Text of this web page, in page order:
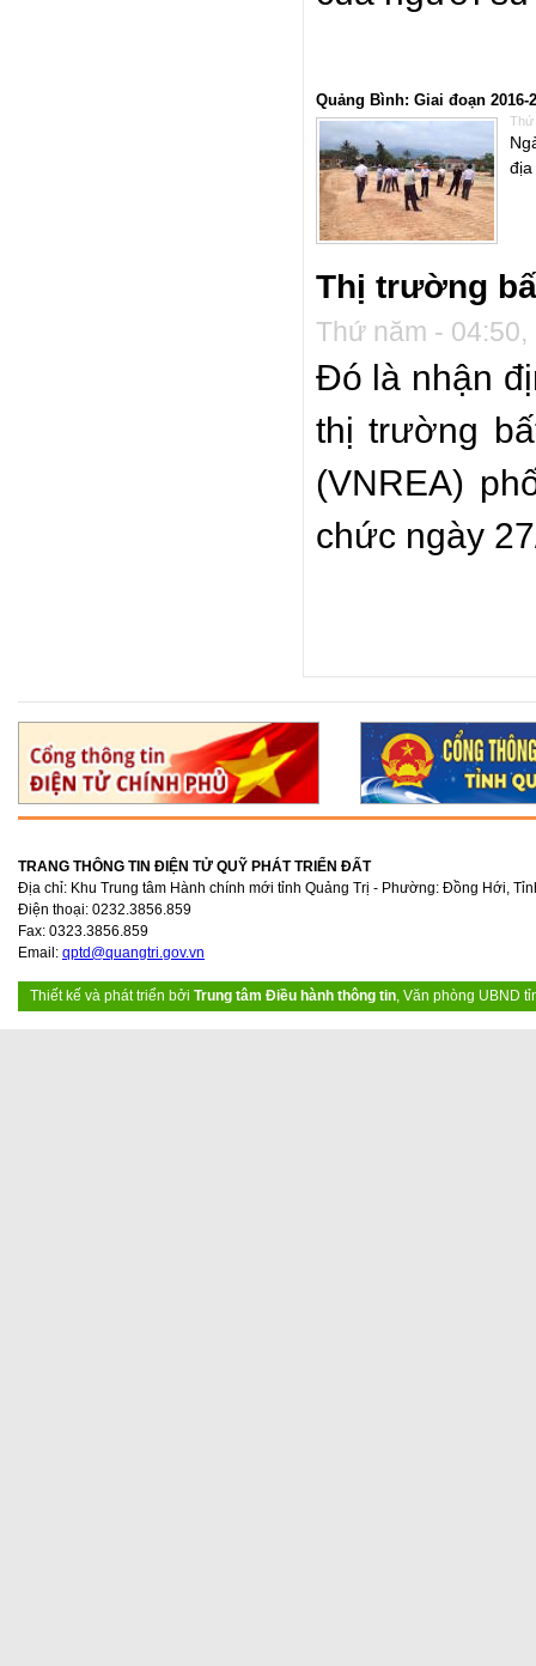
Quảng Bình: Giai đoạn
Thứ
địa
Thị trường
Thứ năm - 04:50,
Đó là nhận
thị trường
(VNREA)
chức ngày
TRANG THÔNG TIN ĐIỆN TỬ QUỸ PHÁT TRIỂN ĐẤT
Địa chỉ: Khu Trung tâm Hành chính mới tỉnh Quảng Trị - Phường: Đồng Hới,
Điện thoại: 0232.3856.859
Fax: 0323.3856.859
Email: qptd@quangtri.gov.vn
Thiết kế và phát triển bởi Trung tâm Điều hành thông tin , Văn phòng UBND